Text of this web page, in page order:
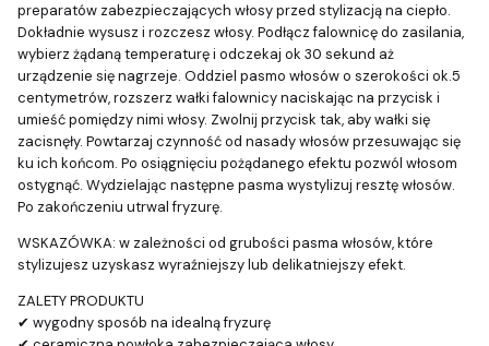
preparatów zabezpieczających włosy przed stylizacją na ciepło.
Dokładnie wysusz i rozczesz włosy. Podłącz falownicę do zasilania,
wybierz żądaną temperaturę i odczekaj ok 30 sekund aż
urządzenie się nagrzeje. Oddziel pasmo włosów o szerokości ok.5
centymetrów, rozszerz wałki falownicy naciskając na przycisk i
umieść pomiędzy nimi włosy. Zwolnij przycisk tak, aby wałki się
zacisnęły. Powtarzaj czynność od nasady włosów przesuwając się
ku ich końcom. Po osiągnięciu pożądanego efektu pozwól włosom
ostygnąć. Wydzielając następne pasma wystylizuj resztę włosów.
Po zakończeniu utrwal fryzurę.
WSKAZÓWKA: w zależności od grubości pasma włosów, które
stylizujesz uzyskasz wyraźniejszy lub delikatniejszy efekt.
ZALETY PRODUKTU
✔ wygodny sposób na idealną fryzurę